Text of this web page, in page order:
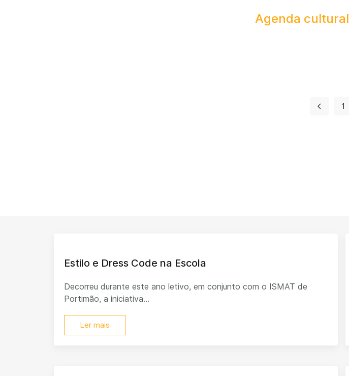
Agenda cultural
1
Estilo e Dress Code na Escola
Decorreu durante este ano letivo, em conjunto com o ISMAT de
Portimão, a iniciativa...
Ler mais